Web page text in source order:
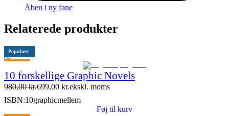
Åben i ny fane
Relaterede produkter
Populært
10 stk. tilbage
10 forskellige Graphic Novels
980,00kr.699,00 kr.ekskl. moms
ISBN:10graphicmellem
Føj til kurv